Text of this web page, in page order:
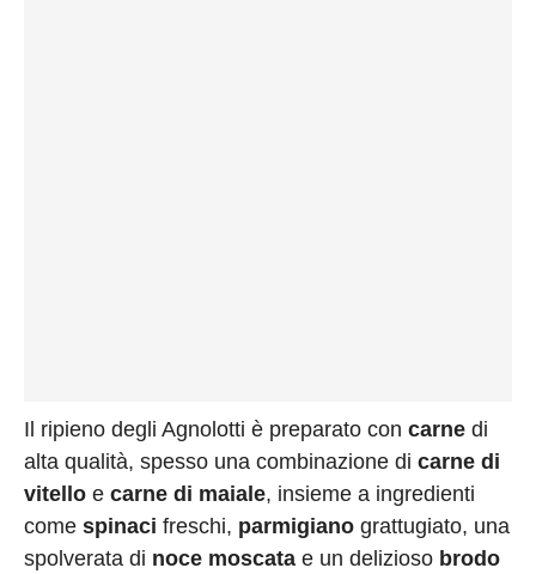
Il ripieno degli Agnolotti è preparato con carne di
alta qualità, spesso una combinazione di carne di
vitello e carne di maiale, insieme a ingredienti
come spinaci freschi, parmigiano grattugiato, una
spolverata di noce moscata e un delizioso brodo